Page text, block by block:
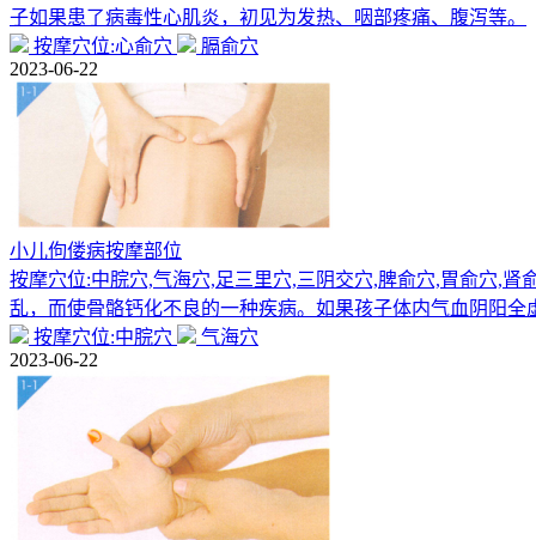
子如果患了病毒性心肌炎，初见为发热、咽部疼痛、腹泻等。
按摩穴位:心俞穴
膈俞穴
2023-06-22
小儿佝偻病按摩部位
按摩穴位:中脘穴,气海穴,足三里穴,三阴交穴,脾俞穴,胃俞穴,
乱，而使骨骼钙化不良的一种疾病。如果孩子体内气血阴阳全
按摩穴位:中脘穴
气海穴
2023-06-22